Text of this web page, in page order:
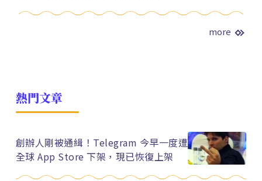
more
熱門文章
創辦人剛被通緝！Telegram 今早一度遭
全球 App Store 下架，現已恢復上架